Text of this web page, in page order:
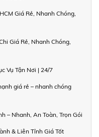
Giá Rẻ, Nhanh Chóng,
Giá Rẻ, Nhanh Chóng,
Vụ Tận Nơi | 24/7
giá rẻ – nhanh chóng
– Nhanh, An Toàn, Trọn Gói
& Liên Tỉnh Giá Tốt